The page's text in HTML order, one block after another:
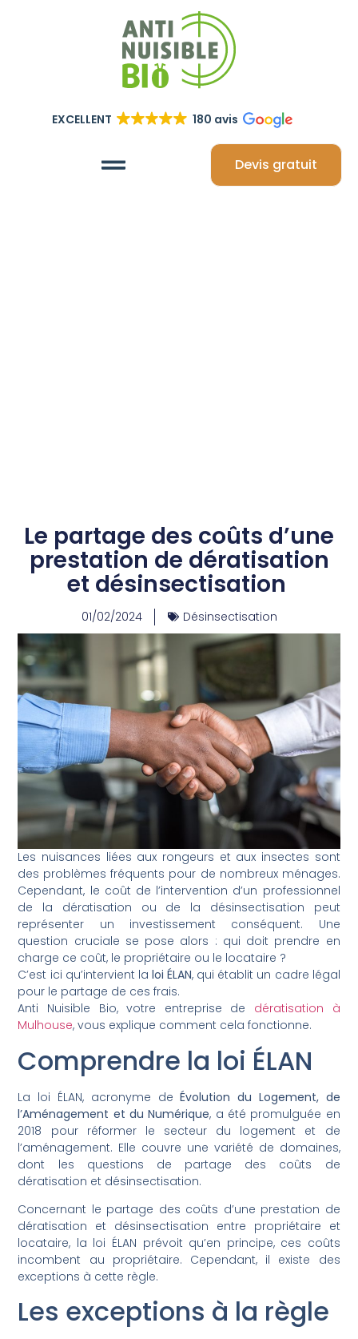
EXCELLENT 180 avis
Devis gratuit
Le partage des coûts d’une
prestation de dératisation
et désinsectisation
01/02/2024 Désinsectisation
Les nuisances liées aux rongeurs et aux insectes sont
des problèmes fréquents pour de nombreux ménages.
Cependant, le coût de l’intervention d’un professionnel
de la dératisation ou de la désinsectisation peut
représenter un investissement conséquent. Une
question cruciale se pose alors : qui doit prendre en
charge ce coût, le propriétaire ou le locataire ?
C’est ici qu’intervient la loi ÉLAN, qui établit un cadre légal
pour le partage de ces frais.
Anti Nuisible Bio, votre entreprise de dératisation à
Mulhouse, vous explique comment cela fonctionne.
Comprendre la loi ÉLAN
La loi ÉLAN, acronyme deÉvolution du Logement, de
l’Aménagement et du Numérique, a été promulguée en
2018 pour réformer le secteur du logement et de
l’aménagement. Elle couvre une variété de domaines,
dont les questions de partage des coûts de
dératisation et désinsectisation.
Concernant le partage des coûts d’une prestation de
dératisation et désinsectisation entre propriétaire et
locataire, la loi ÉLAN prévoit qu’en principe, ces coûts
incombent au propriétaire. Cependant, il existe des
exceptions à cette règle.
Les exceptions à la règle